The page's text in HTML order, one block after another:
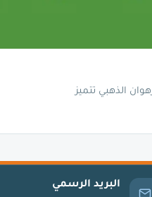
الذهبي تتميز
البريد الرسمي